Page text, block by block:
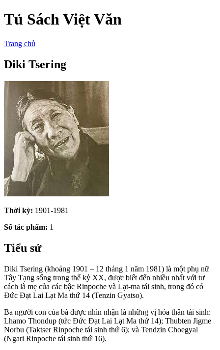
Tủ Sách Việt Văn
Trang chủ
Diki Tsering
Thời kỳ: 1901-1981
Số tác phẩm: 1
Tiểu sử
Diki Tsering (khoảng 1901 – 12 tháng 1 năm 1981) là một phụ nữ
Tây Tạng sống trong thế kỷ XX, được biết đến nhiều nhất với tư
cách là mẹ của các bậc Rinpoche và Lạt-ma tái sinh, trong đó có
Đức Đạt Lai Lạt Ma thứ 14 (Tenzin Gyatso).
Ba người con của bà được nhìn nhận là những vị hóa thân tái sinh:
Lhamo Thondup (tức Đức Đạt Lai Lạt Ma thứ 14); Thubten Jigme
Norbu (Taktser Rinpoche tái sinh thứ 6); và Tendzin Choegyal
(Ngari Rinpoche tái sinh thứ 16).